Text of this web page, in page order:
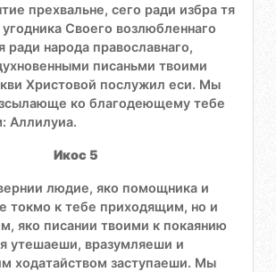
прехвальне, сего ради избра тя
угодника Своего возлюбленнаго
ради народа православнаго,
писаньми твоими
Христовой послужил еси. Мы
ко благодеющему тебе
Аллилуиа.
Икос 5
людие, яко помощника и
токмо к тебе приходящим, но и
яко писании твоими к покаянию
утешаеши, вразумляеши и
ходатайством заступаеши. Мы